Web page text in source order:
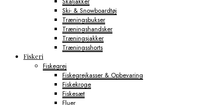
Ski- & Snowboardtøj
Træningsbukser
Træningshandsker
Træningsjakker
Træningsshorts
Fiskeri
Fiskegrej
Fiskegrejkasser & Opbevaring
Fiskekroge
Fiskesæt
Fluer